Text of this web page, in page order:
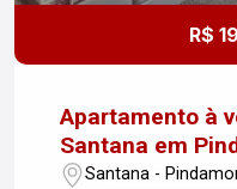
R$
Apartamento à
Santana em
Santana -